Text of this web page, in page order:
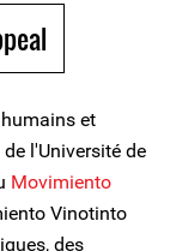
et
l'Université de
Movimiento
Vinotinto
des